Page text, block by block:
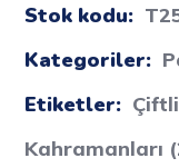
Stok kodu:
Kategoriler:
Etiketler:
Kahramanları